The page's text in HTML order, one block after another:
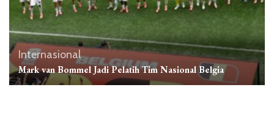
Internasional
Mark van Bommel Jadi Pelatih Tim Nasional Belgia